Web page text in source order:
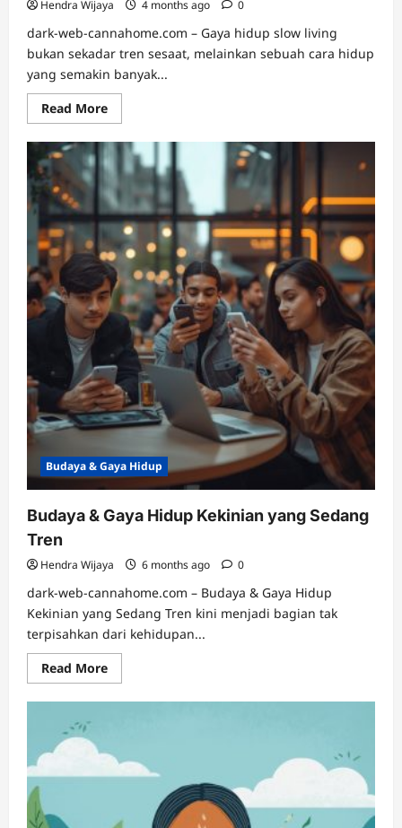
Hendra Wijaya 4 months ago 0
dark-web-cannahome.com – Gaya hidup slow living
bukan sekadar tren sesaat, melainkan sebuah cara hidup
yang semakin banyak...
Read MoreRead
more
Slow
Living:
Tren
Hidup
yang
Bikin
Hidup
Lebih
Berkualitas
Budaya & Gaya Hidup
Budaya & Gaya Hidup Kekinian yang Sedang
Tren
Hendra Wijaya 6 months ago 0
dark-web-cannahome.com – Budaya & Gaya Hidup
Kekinian yang Sedang Tren kini menjadi bagian tak
terpisahkan dari kehidupan...
Read MoreRead
more
Budaya
Kekinian
yang
Sedang